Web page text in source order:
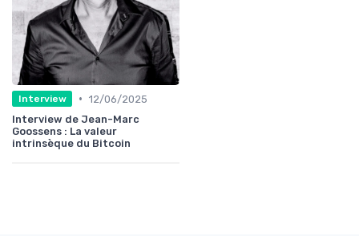
Interview • 12/06/2025
Interview de Jean-Marc
Goossens : La valeur
intrinsèque du Bitcoin